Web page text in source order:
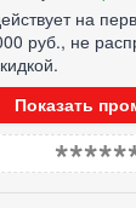
на
руб., не
Показать